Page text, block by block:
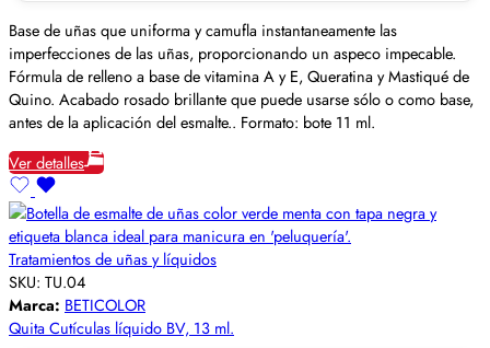
Base de uñas que uniforma y camufla instantaneamente las
imperfecciones de las uñas, proporcionando un aspeco impecable.
Fórmula de relleno a base de vitamina A y E, Queratina y Mastiqué de
Quino. Acabado rosado brillante que puede usarse sólo o como base,
antes de la aplicación del esmalte.. Formato: bote 11 ml.
Ver detalles
Tratamientos de uñas y líquidos
SKU: TU.04
Marca: BETICOLOR
Quita Cutículas líquido BV, 13 ml.